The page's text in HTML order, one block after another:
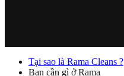
Tại sao là Rama Cleans ?
Bạn cần gì ở Rama